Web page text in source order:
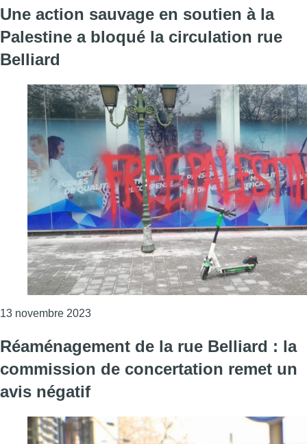
Une action sauvage en soutien à la
Palestine a bloqué la circulation rue
Belliard
13 novembre 2023Consulter l'article "Une action sauvage en
Réaménagement de la rue Belliard : la
commission de concertation remet un
avis négatif